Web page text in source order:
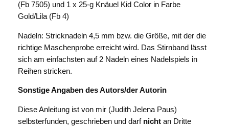
(Fb 7505) und 1 x 25-g Knäuel Kid Color in Farbe
Gold/Lila (Fb 4)
Nadeln: Stricknadeln 4,5 mm bzw. die Größe, mit der die
richtige Maschenprobe erreicht wird. Das Stirnband lässt
sich am einfachsten auf 2 Nadeln eines Nadelspiels in
Reihen stricken.
Sonstige Angaben des Autors/der Autorin
Diese Anleitung ist von mir (Judith Jelena Paus)
selbsterfunden, geschrieben und darf nichtan Dritte